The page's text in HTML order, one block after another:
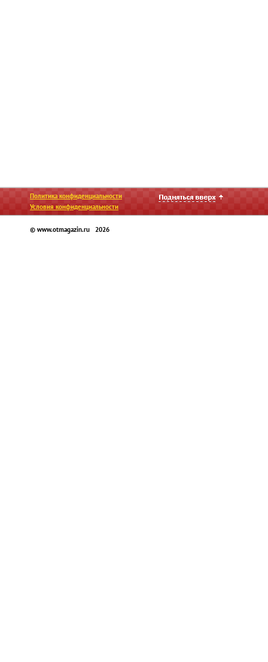
Политика конфиденциальности
Условия конфиденциальности
© www.otmagazin.ru 2026